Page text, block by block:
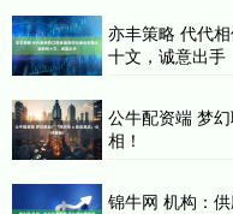
亦丰策略 代代
十文，诚意出手
公牛配资端 梦
相！
锦牛网 机构：